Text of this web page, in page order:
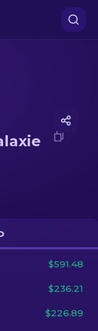
$591.48
$236.21
$226.89